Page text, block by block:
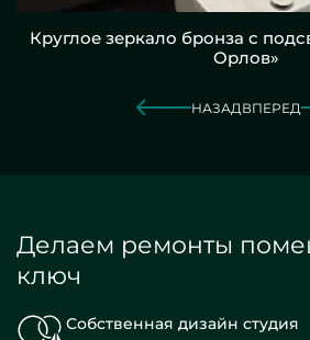
Круглое зеркало бронза с
Орлов»
НАЗАД ВПЕРЕД
Делаем ремонты
ключ
Собственная дизайн студия